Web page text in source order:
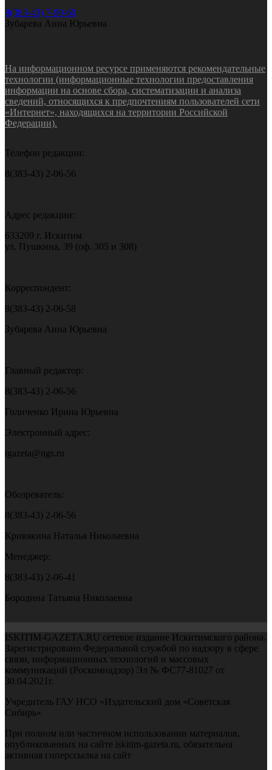
8(383-43) 7-90-60
Зубарева Анна Юрьевна
На информационном ресурсе применяются рекомендательные
технологии (информационные технологии предоставления
информации на основе сбора, систематизации и анализа
сведений, относящихся к предпочтениям пользователей сети
«Интернет», находящихся на территории Российской
Федерации).
Телефон редакции:
8(383-43) 2-06-56
Адрес редакции:
633209 г. Искитим
ул. Пушкина, 39 (оф. 305 и 308)
Корреспондент:
8(383-43) 2-06-58
Зубарева Анна Юрьевна
Главный редактор:
8(383-43) 2-06-56
Голиченко Ирина Юрьевна
Электронный адрес:
igazeta@ngs.ru
Обозреватель:
8(383-43) 2-06-56
Кривякина Наталья Николаевна
Менеджер:
8(383-43) 2-06-41
Бородина Татьяна Николаевна
ISKITIM-GAZETA.RU сетевое издание Искитимского района.
Зарегистрировано Федеральной службой по надзору в сфере
связи, информационных технологий и массовых
коммуникаций (Роскомнадзор) Эл № ФС77-81027 от
30.04.2021г.
Учредитель ГАУ НСО «Издательский дом «Советская
Сибирь»
При полном или частичном использовании материалов,
опубликованных на сайте iskitim-gazeta.ru, обязательна
активная гиперссылка на сайт